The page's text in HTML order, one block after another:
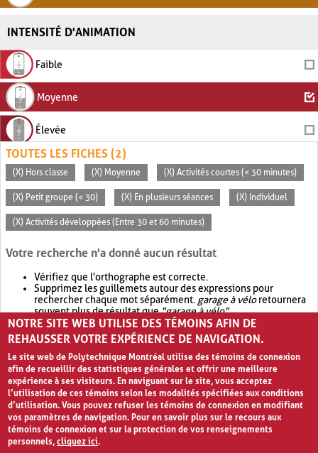
INTENSITÉ D'ANIMATION
Faible
Moyenne
Élevée
TOUTES LES FICHES (2)
(X) Hors classe (X) Moyenne (X) Activités courtes (< 30 minutes)
(X) Petit groupe (< 30) (X) En plusieurs séances (X) Individuel
(X) Activités développées (Entre 30 et 60 minutes)
Votre recherche n'a donné aucun résultat
Vérifiez que l'orthographe est correcte.
Supprimez les guillemets autour des expressions pour
rechercher chaque mot séparément. garage à véloretournera
souvent plus de résultat que"garage à vélo".
Envisagez d'élargir votre recherche avec OR.garage OR vélo
retournera souvent plus de résultat quegarage à vélo
NOTRE SITE WEB UTILISE DES TÉMOINS AFIN DE
REHAUSSER VOTRE EXPÉRIENCE DE NAVIGATION.
Le site web de Polytechnique Montréal utilise des témoins de connexion
afin de recueillir des statistiques générales et offrir une meilleure
expérience à ses visiteurs. En naviguant sur le site, vous acceptez
l’utilisation de ces témoins selon les modalités spécifiées aux conditions
d’utilisation. Vous pouvez refuser les témoins de connexion en modifiant
vos paramètres de navigation. Pour en savoir plus sur le recours aux
témoins de connexion et sur la protection de vos renseignements
personnels,cliquez ici.